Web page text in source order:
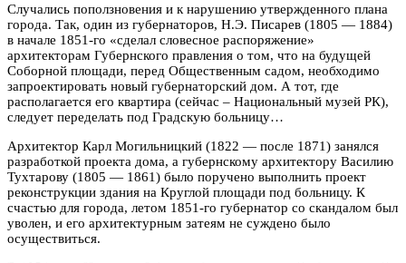
Случались поползновения и к нарушению утвержденного плана
города. Так, один из губернаторов, Н.Э. Писарев (1805 — 1884)
в начале 1851-го «сделал словесное распоряжение»
архитекторам Губернского правления о том, что на будущей
Соборной площади, перед Общественным садом, необходимо
запроектировать новый губернаторский дом. А тот, где
располагается его квартира (сейчас – Национальный музей РК),
следует переделать под Градскую больницу…
Архитектор Карл Могильницкий (1822 — после 1871) занялся
разработкой проекта дома, а губернскому архитектору Василию
Тухтарову (1805 — 1861) было поручено выполнить проект
реконструкции здания на Круглой площади под больницу. К
счастью для города, летом 1851-го губернатор со скандалом был
уволен, и его архитектурным затеям не суждено было
осуществиться.